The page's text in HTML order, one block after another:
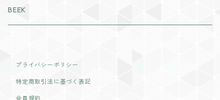
ジェル・クリーム
パウダータイプ
BEEK
プライバシーポリシー
特定商取引法に基づく表記
会員規約